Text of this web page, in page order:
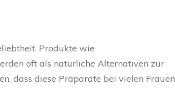
Produkte wie
oft als natürliche Alternativen zur
dass diese Präparate bei vielen Frauen